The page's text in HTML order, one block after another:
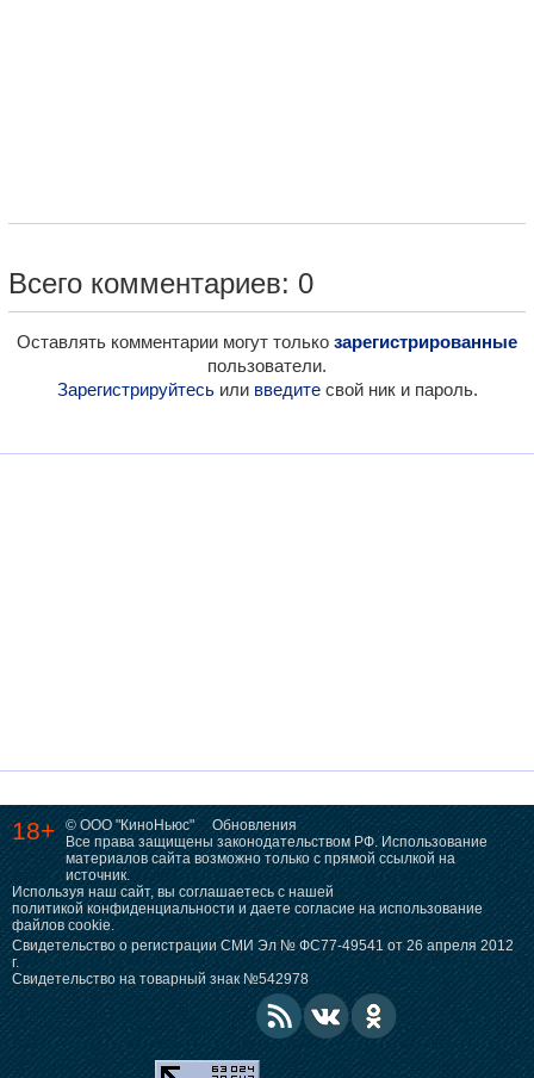
Всего комментариев: 0
Оставлять комментарии могут только зарегистрированные
пользователи.
Зарегистрируйтесьили введитесвой ник и пароль.
18+ © ООО "КиноНьюс"
Обновления
Все права защищены законодательством РФ. Использование
материалов сайта возможно только с прямой ссылкой на
источник.
Используя наш сайт, вы соглашаетесь с нашей
политикой конфиденциальности и даете согласие на использование
файлов cookie.
Свидетельство о регистрации СМИ Эл № ФС77-49541 от 26 апреля 2012
г.
Свидетельство на товарный знак №542978